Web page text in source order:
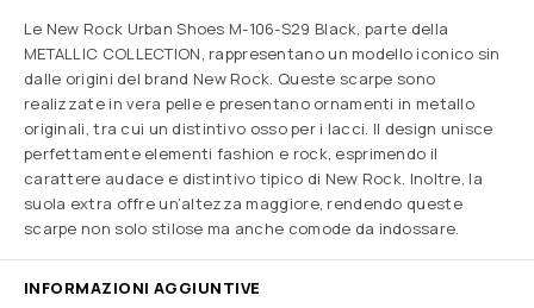
Le New Rock Urban Shoes M-106-S29 Black, parte della
METALLIC COLLECTION, rappresentano un modello iconico sin
dalle origini del brand New Rock. Queste scarpe sono
realizzate in vera pelle e presentano ornamenti in metallo
originali, tra cui un distintivo osso per i lacci. Il design unisce
perfettamente elementi fashion e rock, esprimendo il
carattere audace e distintivo tipico di New Rock. Inoltre, la
suola extra offre un’altezza maggiore, rendendo queste
scarpe non solo stilose ma anche comode da indossare.
INFORMAZIONI AGGIUNTIVE